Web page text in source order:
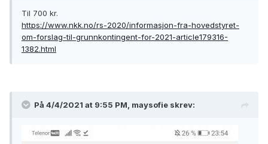
Til 700 kr.
https://www.nkk.no/rs-2020/informasjon-fra-hovedstyret-
om-forslag-til-grunnkontingent-for-2021-article179316-
1382.html
På 4/4/2021 at 9:55 PM, maysofie skrev: